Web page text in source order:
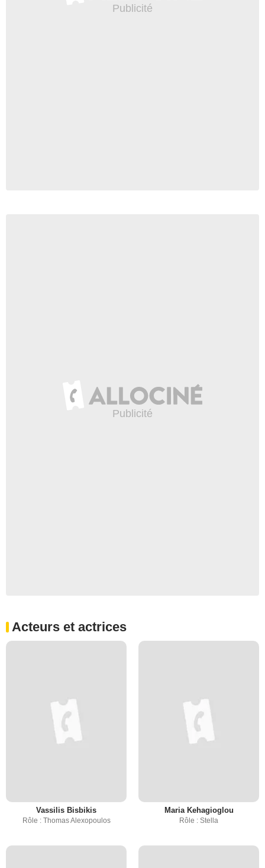
Acteurs et actrices
Vassilis Bisbikis
Rôle : Thomas Alexopoulos
Maria Kehagioglou
Rôle : Stella